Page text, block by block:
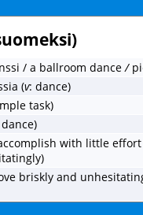
/ a ballroom dance/
(v: dance)
task)
with little
briskly and